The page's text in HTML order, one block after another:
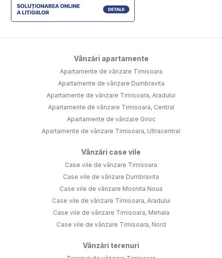
Vânzări apartamente
Apartamente de vânzare Timisoara
Apartamente de vânzare Dumbravita
Apartamente de vânzare Timisoara, Aradului
Apartamente de vânzare Timisoara, Central
Apartamente de vânzare Giroc
Apartamente de vânzare Timisoara, Ultracentral
Vânzări case vile
Case vile de vânzare Timisoara
Case vile de vânzare Dumbravita
Case vile de vânzare Mosnita Noua
Case vile de vânzare Timisoara, Aradului
Case vile de vânzare Timisoara, Mehala
Case vile de vânzare Timisoara, Nord
Vânzări terenuri